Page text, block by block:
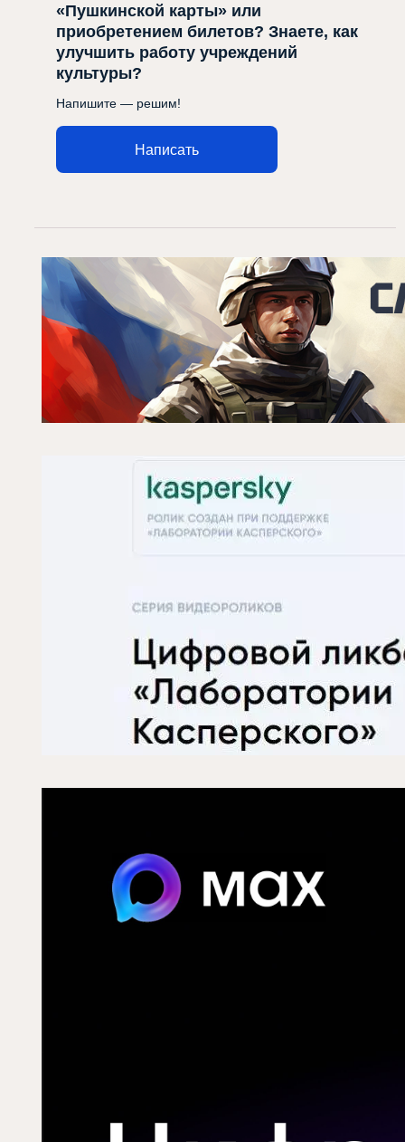
«Пушкинской карты» или
приобретением билетов? Знаете, как
улучшить работу учреждений
культуры?
Напишите — решим!
Написать